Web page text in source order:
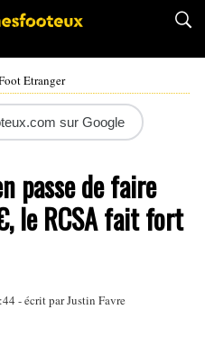
Etranger
sur Google
passe de faire
le RCSA fait fort
- écrit parJustin Favre